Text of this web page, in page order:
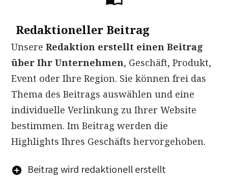
Redaktioneller Beitrag
Unsere Redaktion erstellt einen Beitrag
über Ihr Unternehmen, Geschäft, Produkt,
Event oder Ihre Region. Sie können frei das
Thema des Beitrags auswählen und eine
individuelle Verlinkung zu Ihrer Website
bestimmen. Im Beitrag werden die
Highlights Ihres Geschäfts hervorgehoben.
Beitrag wird redaktionell erstellt